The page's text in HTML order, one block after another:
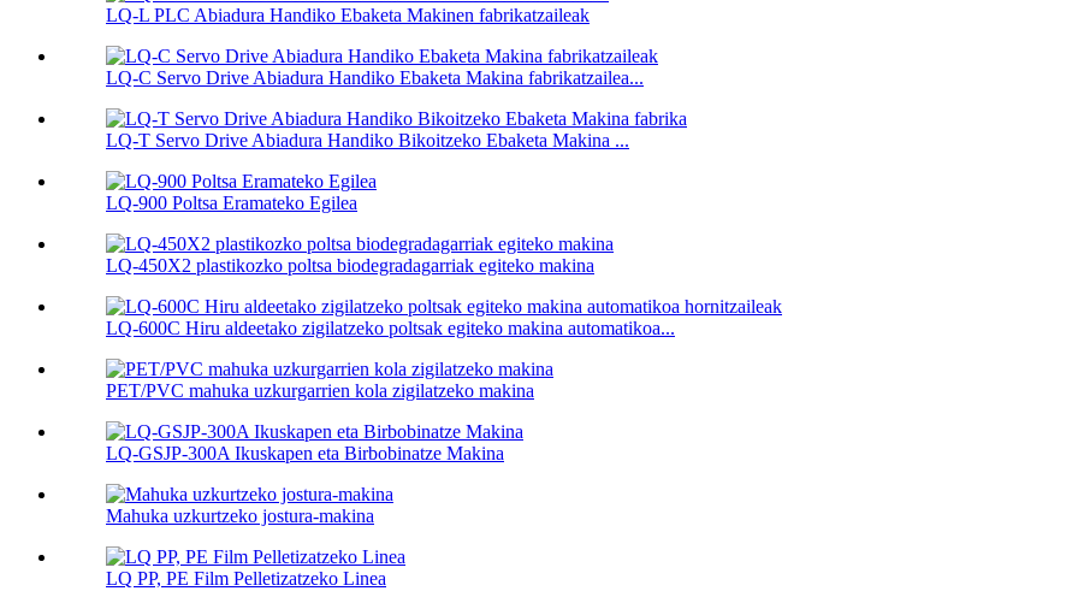
LQ-L PLC Abiadura Handiko Ebaketa Makinen fabrikatzaileak
LQ-C Servo Drive Abiadura Handiko Ebaketa Makina fabrikatzailea...
LQ-T Servo Drive Abiadura Handiko Bikoitzeko Ebaketa Makina ...
LQ-900 Poltsa Eramateko Egilea
LQ-450X2 plastikozko poltsa biodegradagarriak egiteko makina
LQ-600C Hiru aldeetako zigilatzeko poltsak egiteko makina automatikoa...
PET/PVC mahuka uzkurgarrien kola zigilatzeko makina
LQ-GSJP-300A Ikuskapen eta Birbobinatze Makina
Mahuka uzkurtzeko jostura-makina
LQ PP, PE Film Pelletizatzeko Linea